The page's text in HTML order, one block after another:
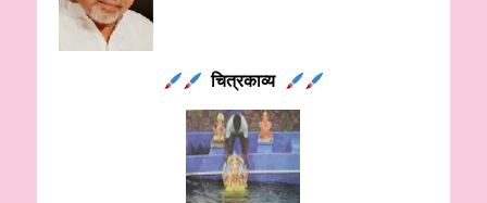
चित्रकाव्य